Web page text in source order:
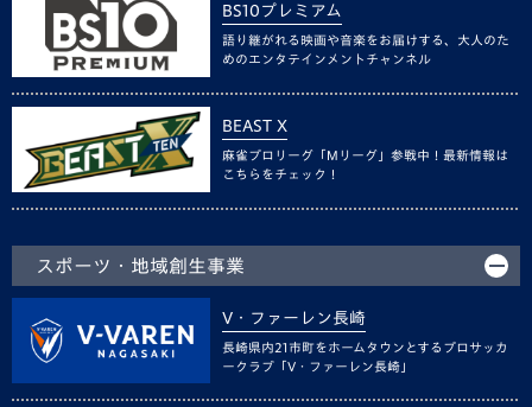
BS10プレミアム
語り継がれる映画や音楽をお届けする、大人のた
めのエンタテインメントチャンネル
BEAST X
麻雀プロリーグ「Mリーグ」参戦中！最新情報は
こちらをチェック！
スポーツ・地域創生事業
V・ファーレン長崎
長崎県内21市町をホームタウンとするプロサッカ
ークラブ「V・ファーレン長崎」